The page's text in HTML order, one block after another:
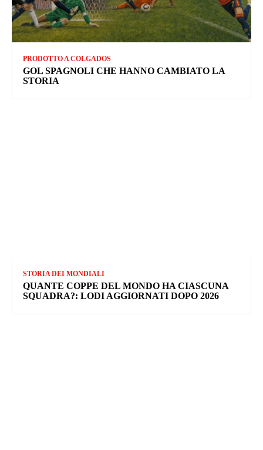
PRODOTTO A COLGADOS
GOL SPAGNOLI CHE HANNO CAMBIATO LA
STORIA
STORIA DEI MONDIALI
QUANTE COPPE DEL MONDO HA CIASCUNA
SQUADRA?: LODI AGGIORNATI DOPO 2026